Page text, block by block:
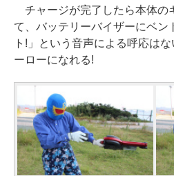
チャージが完了したら本体の
て、バッテリーバイザーにベン
ト!」という音声による呼応は
ーローになれる!